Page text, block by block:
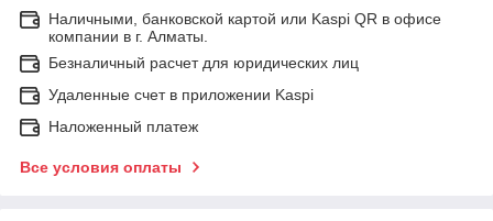
Наличными, банковской картой или Kaspi QR в офисе
компании в г. Алматы.
Безналичный расчет для юридических лиц
Удаленные счет в приложении Kaspi
Наложенный платеж
Все условия оплаты